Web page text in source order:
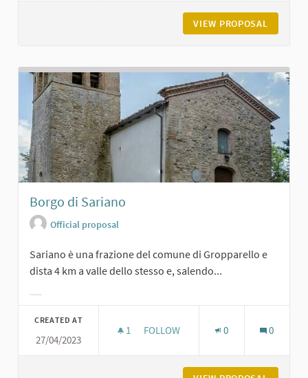
VIEW PROPOSAL
Borgo di Sariano
Official proposal
Sariano è una frazione del comune di Gropparello e
dista 4 km a valle dello stesso e, salendo...
CREATED AT
27/04/2023
1 1 FOLLOWER
FOLLOW 0 0